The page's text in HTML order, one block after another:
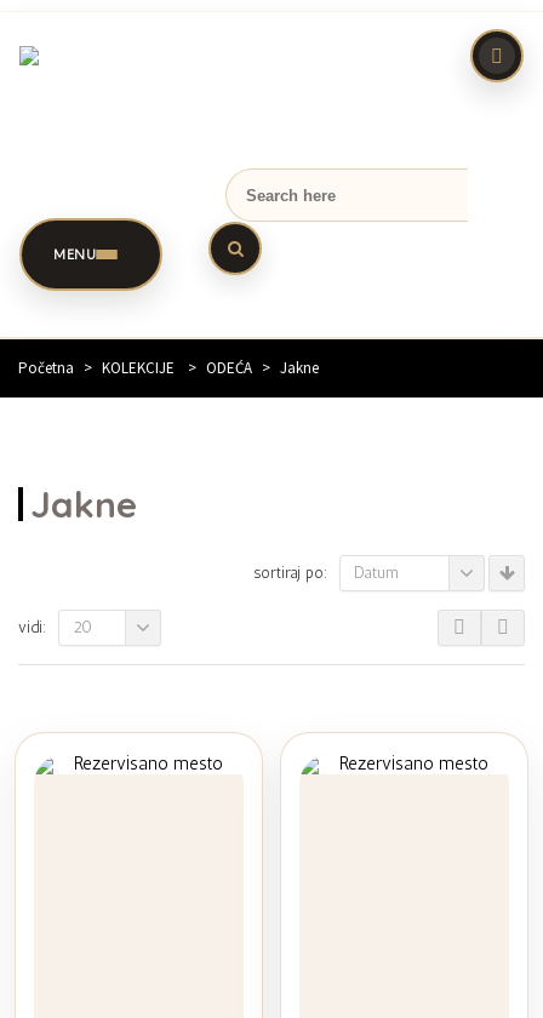
MENU
Početna > KOLEKCIJE > ODEĆA > Jakne
Jakne
sortiraj po: Datum
vidi: 20